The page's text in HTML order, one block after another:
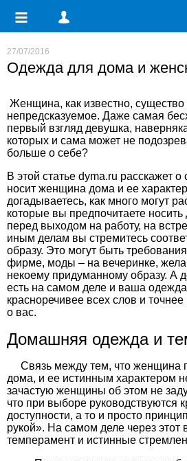
27/07/2016
Одежда для дома и
Женщина, как известно, существо
непредсказуемое. Даже самая
первый взгляд девушка,
которых и сама может не
больше о себе?
В этой статье dyma.ru расскажет
носит женщина дома и ее
догадываетесь, как много могут
которые вы предпочитаете
перед выходом на работу, на
иным делам вы стремитесь
образу. Это могут быть
фирме, моды – на вечеринке,
некоему придуманному образу. А
есть на самом деле и ваша
красноречивее всех слов и
о вас.
Домашняя одежда и
Связь между тем, что женщина
дома, и ее истинным характером
зачастую женщины об этом не
что при выборе руководствуются
доступности, а то и просто
рукой». На самом деле через этот
темперамент и истинные